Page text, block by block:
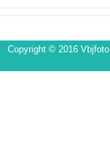
Copyright © 2016 Vbjfoto